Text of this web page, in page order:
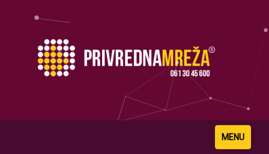
Toggle
navigation
MENU